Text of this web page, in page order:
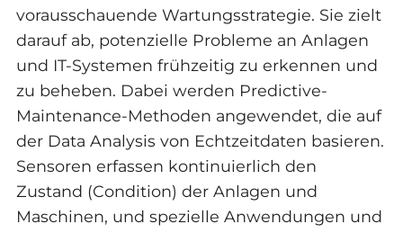
vorausschauende Wartungsstrategie. Sie zielt
darauf ab, potenzielle Probleme an Anlagen
und IT-Systemen frühzeitig zu erkennen und
zu beheben. Dabei werden Predictive-
Maintenance-Methoden angewendet, die auf
der Data Analysis von Echtzeitdaten basieren.
Sensoren erfassen kontinuierlich den
Zustand (Condition) der Anlagen und
Maschinen, und spezielle Anwendungen und